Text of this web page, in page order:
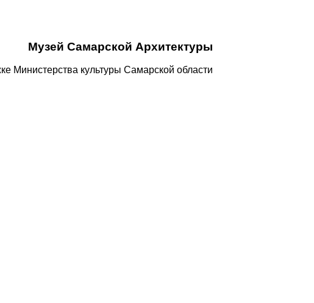
Музей Самарской Архитектуры
Министерства культуры Самарской области